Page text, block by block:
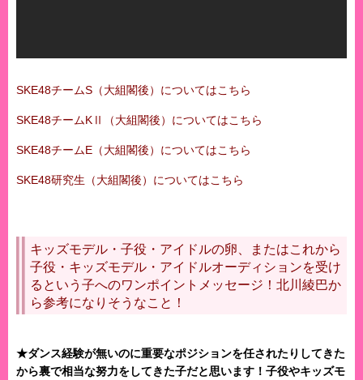
SKE48チームS（大組閣後）についてはこちら
SKE48チームKⅡ（大組閣後）についてはこちら
SKE48チームE（大組閣後）についてはこちら
SKE48研究生（大組閣後）についてはこちら
キッズモデル・子役・アイドルの卵、またはこれから
子役・キッズモデル・アイドルオーディションを受け
るという子へのワンポイントメッセージ！北川綾巴か
ら参考になりそうなこと！
★ダンス経験が無いのに重要なポジションを任されたりしてきた
から裏で相当な努力をしてきた子だと思います！子役やキッズモ